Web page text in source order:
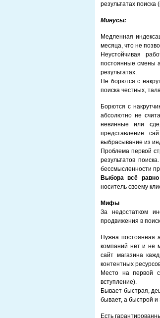
результатах
Минусы:
Медленная
месяца, что не
Неустойчивая
постоянные смены
результатах.
Не борются с
поиска честных,
Борются с
абсолютно не
невинные или
представление
выбрасывание из
Проблема первой
результатов
бессмысленности
Выбора всё равно
носитель своему
Мифы
За недостатком
продвижения в
Нужна постоянная
компаний нет и не
сайт магазина
контентных
Место на первой
вступление).
Бывает быстрая,
бывает, а быстрой
Есть